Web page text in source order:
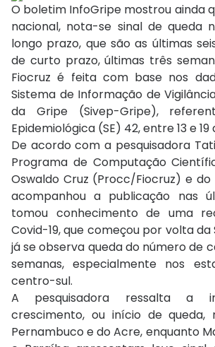
O boletim InfoGripe mostrou ainda
nacional, nota-se sinal de queda
longo prazo, que são as últimas
de curto prazo, últimas três
Fiocruz é feita com base nos
Sistema de Informação de
da Gripe (Sivep-Gripe),
Epidemiológica (SE) 42, entre 13 e
De acordo com a pesquisadora
Programa de Computação
Oswaldo Cruz (Procc/Fiocruz) e do
acompanhou a publicação nas
tomou conhecimento de uma
Covid-19, que começou por volta da
já se observa queda do número de
semanas, especialmente nos
centro-sul.
A pesquisadora ressalta a
crescimento, ou início de queda,
Pernambuco e do Acre, enquanto